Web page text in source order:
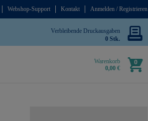
Webshop-Support Kontakt Anmelden / Registrieren
Verbleibende Druckausgaben
0 Stk.
Warenkorb
0,00 €
0